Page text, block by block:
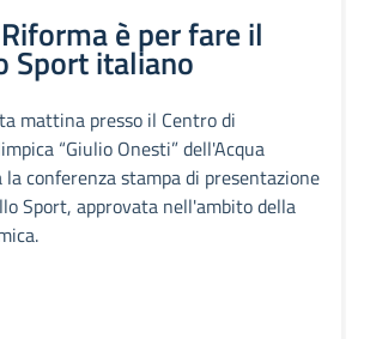
è per fare il
Sport italiano
mattina presso il Centro di
“Giulio Onesti” dell'Acqua
la conferenza stampa di presentazione
Sport, approvata nell'ambito della